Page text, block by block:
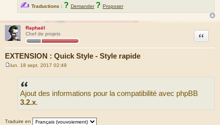
✍ Traductions : ? Demander ? Proposer
Raphaël
Chef de projets
EXTENSION : Quick Style - Style rapide
Citation
lun. 18 sept. 2017 02:49
Ajout des informations pour la compatibilité avec phpBB
3.2.x.
Traduire en